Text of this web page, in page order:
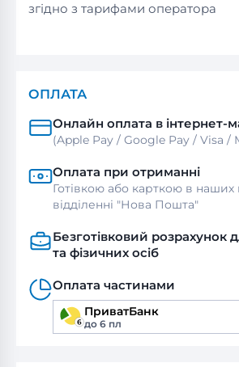
згідно з тарифами оператора
ОПЛАТА
Онлайн оплата в інтернет-
(Apple Pay / Google Pay / Visa /
Оплата при отриманні
Готівкою або карткою в наших
відділенні "Нова Пошта"
Безготівковий розрахунок
та фізичних осіб
Оплата частинами
ПриватБанк
до 6 пл